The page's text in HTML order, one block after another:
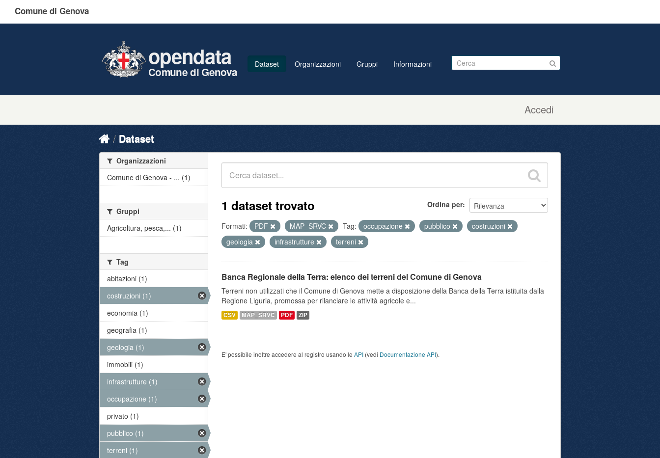
Comune di Genova
Accedi
opendata
Comune di Genova
Dataset Organizzazioni Gruppi Informazioni
Dataset
Ordina per
1 dataset trovato
Formati: PDF MAP_SRVC Tag: occupazione pubblico
costruzioni
geologia
infrastrutture terreni
Banca Regionale della Terra: elenco dei terreni del Comune di Genova
Terreni non utilizzati che il Comune di Genova mette a disposizione della Banca della Terra istituita dalla
Regione Liguria, promossa per rilanciare le attività agricole e...
CSV MAP_SRVC PDF ZIP
E' possibile inoltre accedere al registro usando le API (vedi Documentazione API).
Organizzazioni
Comune di Genova - ... (1)
Gruppi
Agricoltura, pesca,... (1)
Tag
abitazioni (1)
costruzioni (1)
economia (1)
geografia (1)
geologia (1)
immobili (1)
infrastrutture (1)
occupazione (1)
privato (1)
pubblico (1)
terreni (1)